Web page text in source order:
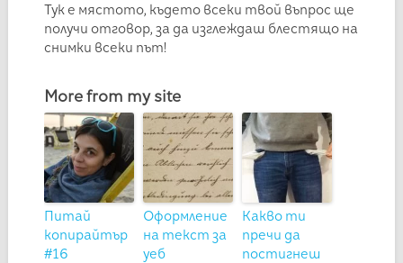
Тук е мястото, където всеки твой въпрос ще
получи отговор, за да изглеждаш блестящо на
снимки всеки път!
More from my site
Питай
копирайтър
#16
Оформление
на текст за
уеб
Какво ти
пречи да
постигнеш